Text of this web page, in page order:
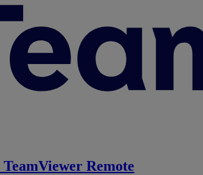
TeamViewer Remote